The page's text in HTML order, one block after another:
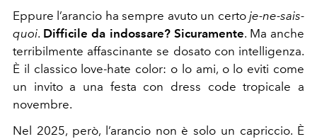
Eppure l’arancio ha sempre avuto un certo je-ne-sais-
quoi. Difficile da indossare? Sicuramente. Ma anche
terribilmente affascinante se dosato con intelligenza.
È il classico love-hate color: o lo ami, o lo eviti come
un invito a una festa con dress code tropicale a
novembre.
Nel 2025, però, l’arancio non è solo un capriccio. È